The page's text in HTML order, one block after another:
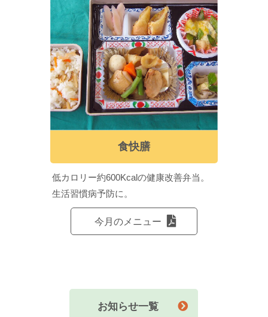
食快膳
低カロリー約600Kcalの健康改善弁当。
生活習慣病予防に。
今月のメニュー
お知らせ一覧